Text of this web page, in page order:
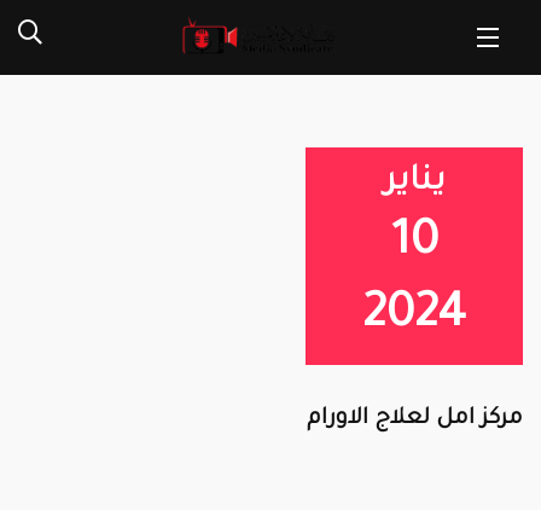
يناير
10
2024
مركز امل لعلاج الاورام